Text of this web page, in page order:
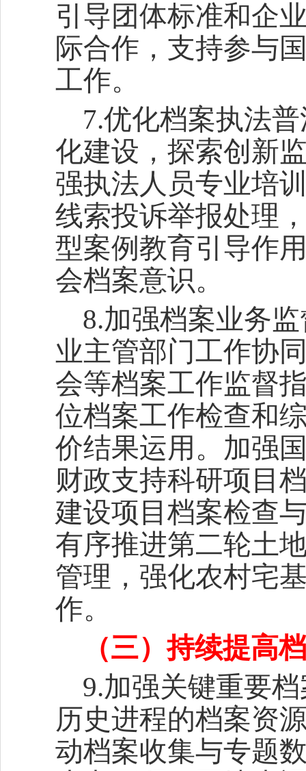
引导团体标准和企
际合作，支持参与
工作。
7.优化档案执法
化建设，探索创新
强执法人员专业培
线索投诉举报处理
型案例教育引导作
会档案意识。
8.加强档案业务
业主管部门工作协
会等档案工作监督
位档案工作检查和
价结果运用。加强
财政支持科研项目
建设项目档案检查
有序推进第二轮土
管理，强化农村宅
作。
（三）持续提高
9.加强关键重要
历史进程的档案资
动档案收集与专题